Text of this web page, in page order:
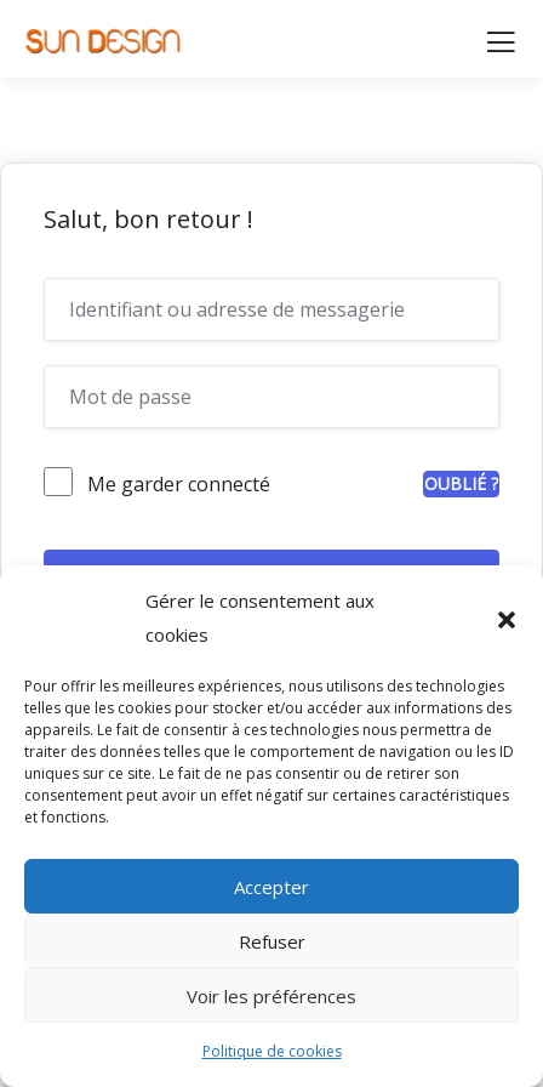
Gérer le consentement aux
cookies
Pour offrir les meilleures expériences, nous utilisons des technologies
telles que les cookies pour stocker et/ou accéder aux informations des
appareils. Le fait de consentir à ces technologies nous permettra de
traiter des données telles que le comportement de navigation ou les ID
uniques sur ce site. Le fait de ne pas consentir ou de retirer son
consentement peut avoir un effet négatif sur certaines caractéristiques
et fonctions.
Accepter
Refuser
Voir les préférences
Politique de cookies
Salut, bon retour !
Me garder connecté OUBLIÉ ?
Copyright - 2022 - Sun Design - Tous droits réservés.